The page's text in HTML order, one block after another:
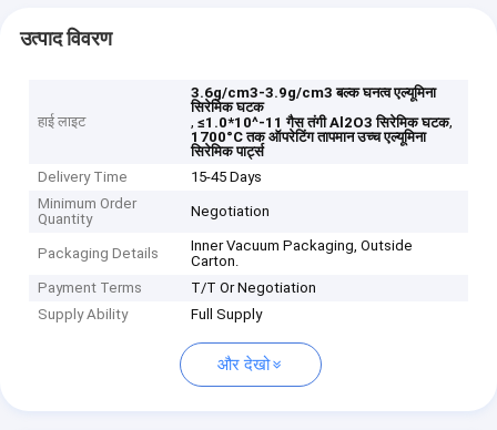
उत्पाद विवरण
हाई लाइट
3.6g/cm3-3.9g/cm3 बल्क घनत्व एल्यूमिना
सिरेमिक घटक
,≤1.0*10^-11 गैस तंगी Al2O3 सिरेमिक घटक,
1700°C तक ऑपरेटिंग तापमान उच्च एल्यूमिना
सिरेमिक पार्ट्स
Delivery Time
15-45 Days
Minimum Order
Quantity
Negotiation
Packaging Details
Inner Vacuum Packaging, Outside
Carton.
Payment Terms
T/T Or Negotiation
Supply Ability
Full Supply
और देखो